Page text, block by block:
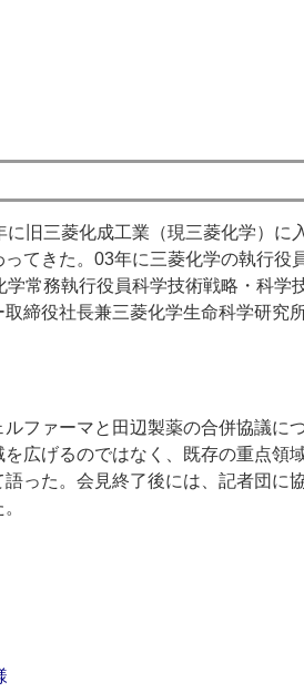
旧三菱化成工業（現三菱化学）に
てきた。03年に三菱化学の執行役
常務執行役員科学技術戦略・科学
締役社長兼三菱化学生命科学研究
ファーマと田辺製薬の合併協議に
広げるのではなく、既存の重点領
った。会見終了後には、記者団に